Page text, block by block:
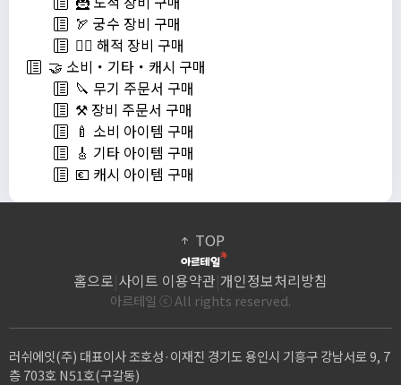
🏹 궁수 장비 구매
🏴‍☠️ 해적 장비 구매
🤝 소비・기타・캐시 구매
🔪 무기 주문서 구매
⚒️ 장비 주문서 구매
🍼 소비 아이템 구매
🎸 기타 아이템 구매
💶 캐시 아이템 구매
TOP
홈으로 사이트 이용약관 개인정보처리방침
아르테일 ⓒ All rights reserved.
러쉬에잇(주) 대표이사 조호성·이재진 경기도 용인시 기흥구 강남서로 9, 7
층 703호 N51호(구갈동)